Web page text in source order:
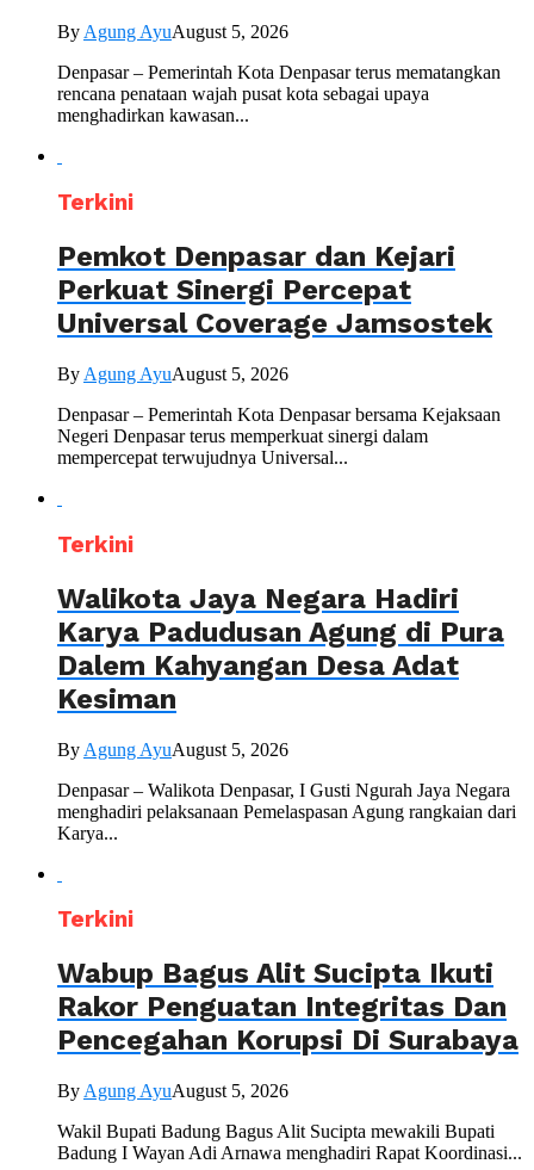
ByAgung AyuAugust 5, 2026
Denpasar – Pemerintah Kota Denpasar terus mematangkan
rencana penataan wajah pusat kota sebagai upaya
menghadirkan kawasan...
Terkini
Pemkot Denpasar dan Kejari
Perkuat Sinergi Percepat
Universal Coverage Jamsostek
By Agung AyuAugust 5, 2026
Denpasar – Pemerintah Kota Denpasar bersama Kejaksaan
Negeri Denpasar terus memperkuat sinergi dalam
mempercepat terwujudnya Universal...
Terkini
Walikota Jaya Negara Hadiri
Karya Padudusan Agung di Pura
Dalem Kahyangan Desa Adat
Kesiman
By Agung AyuAugust 5, 2026
Denpasar – Walikota Denpasar, I Gusti Ngurah Jaya Negara
menghadiri pelaksanaan Pemelaspasan Agung rangkaian dari
Karya...
Terkini
Wabup Bagus Alit Sucipta Ikuti
Rakor Penguatan Integritas Dan
Pencegahan Korupsi Di Surabaya
By Agung AyuAugust 5, 2026
Wakil Bupati Badung Bagus Alit Sucipta mewakili Bupati
Badung I Wayan Adi Arnawa menghadiri Rapat Koordinasi...